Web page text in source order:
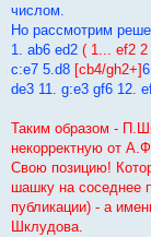
числом.
Но рассмотрим
1. ab6 ed2 ( 1... ef2
c:e7 5.d8 [cb4/gh2+]
de3 11. g:e3 gf6 12.
Таким образом -
некорректную от
Свою позицию!
шашку на соседнее
публикации) - а
Шклудова.